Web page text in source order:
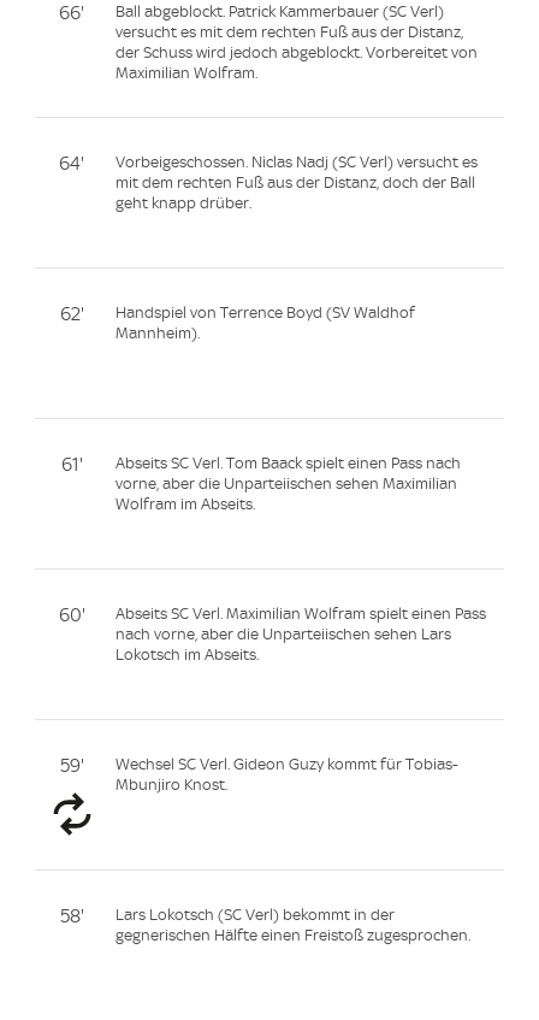
66'
Ball abgeblockt. Patrick Kammerbauer (SC Verl)
versucht es mit dem rechten Fuß aus der Distanz,
der Schuss wird jedoch abgeblockt. Vorbereitet von
Maximilian Wolfram.
64'
Vorbeigeschossen. Niclas Nadj (SC Verl) versucht es
mit dem rechten Fuß aus der Distanz, doch der Ball
geht knapp drüber.
62'
Handspiel von Terrence Boyd (SV Waldhof
Mannheim).
61'
Abseits SC Verl. Tom Baack spielt einen Pass nach
vorne, aber die Unparteiischen sehen Maximilian
Wolfram im Abseits.
60'
Abseits SC Verl. Maximilian Wolfram spielt einen Pass
nach vorne, aber die Unparteiischen sehen Lars
Lokotsch im Abseits.
59'
Wechsel SC Verl. Gideon Guzy kommt für Tobias-
Mbunjiro Knost.
58'
Lars Lokotsch (SC Verl) bekommt in der
gegnerischen Hälfte einen Freistoß zugesprochen.